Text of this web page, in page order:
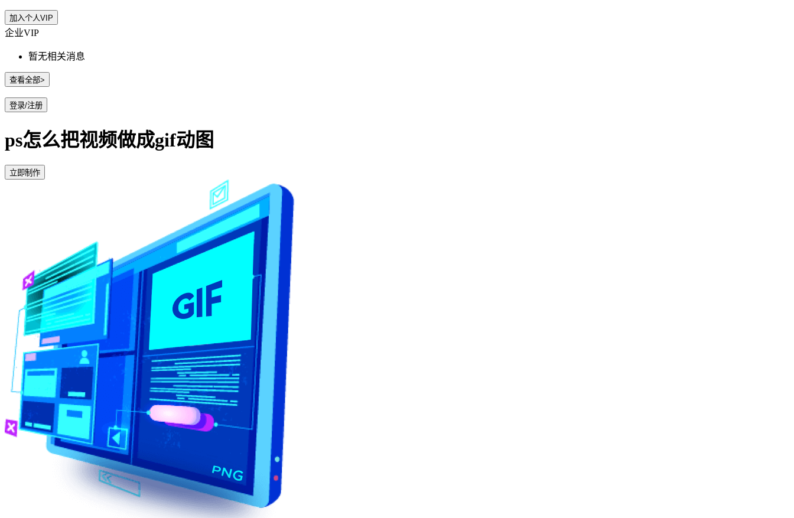
加入个人VIP
企业VIP
暂无相关消息
查看全部>
登录/注册
ps怎么把视频做成gif动图
立即制作